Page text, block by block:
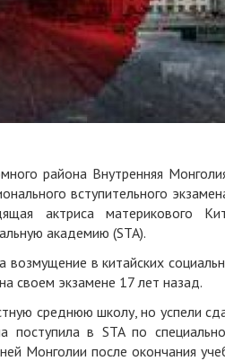
района Внутренняя
вступительного
актриса материкового
академию (STA).
в китайских
своем экзамене 17 лет назад.
среднюю школу, но успели
поступила в STA по
Монголии после окончания